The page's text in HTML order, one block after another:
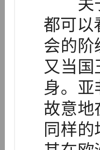
关于
都可以
会的阶
又当
身。亚
故意地
同样